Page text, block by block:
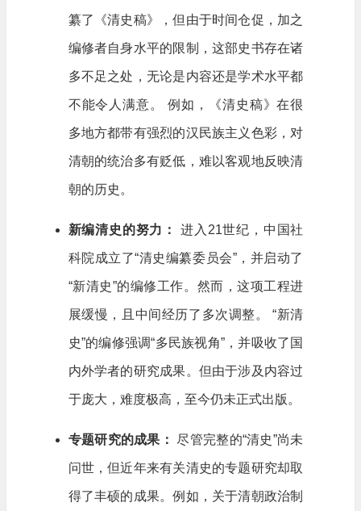
纂了《清史稿》，但由于时间仓促，加之
编修者自身水平的限制，这部史书存在诸
多不足之处，无论是内容还是学术水平都
不能令人满意。 例如，《清史稿》在很
多地方都带有强烈的汉民族主义色彩，对
清朝的统治多有贬低，难以客观地反映清
朝的历史。
新编清史的努力： 进入21世纪，中国社
科院成立了“清史编纂委员会”，并启动了
“新清史”的编修工作。然而，这项工程进
展缓慢，且中间经历了多次调整。 “新清
史”的编修强调“多民族视角”，并吸收了国
内外学者的研究成果。但由于涉及内容过
于庞大，难度极高，至今仍未正式出版。
专题研究的成果： 尽管完整的“清史”尚未
问世，但近年来有关清史的专题研究却取
得了丰硕的成果。例如，关于清朝政治制